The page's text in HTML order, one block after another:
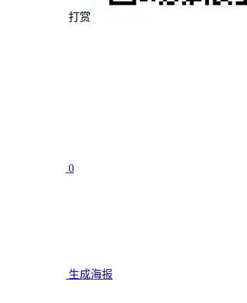
打赏
0
生成海报